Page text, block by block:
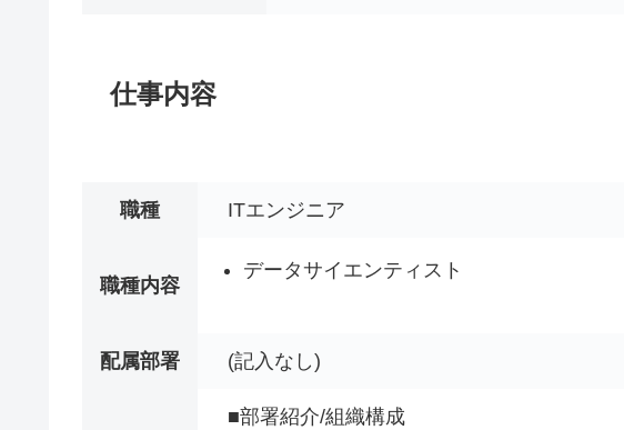
仕事内容
職種 ITエンジニア
職種内容
データサイエンティスト
配属部署 (記入なし)
■部署紹介/組織構成